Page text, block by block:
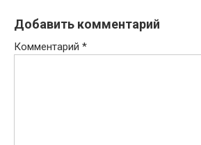
Добавить комментарий
Комментарий *